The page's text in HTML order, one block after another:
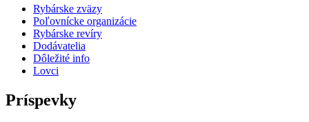
Rybárske zväzy
Poľovnícke organizácie
Rybárske revíry
Dodávatelia
Dôležité info
Lovci
Príspevky